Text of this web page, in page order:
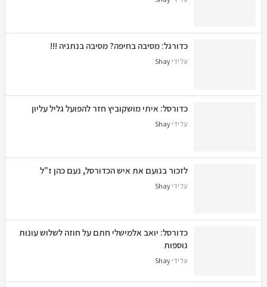
כדורגל: מסיבה בחיפה? מסיבה בנתניה !!!
על ידי Shay
כדורסל: איתי מושקוביץ חזר להפועל גליל עליון
על ידי Shay
לזכור בנועם את איש הכדורסל, נעם כהן ז"ל
על ידי Shay
כדורסל: יואב אלמישלי חתם על חוזה לשלוש עונות
נוספות
על ידי Shay